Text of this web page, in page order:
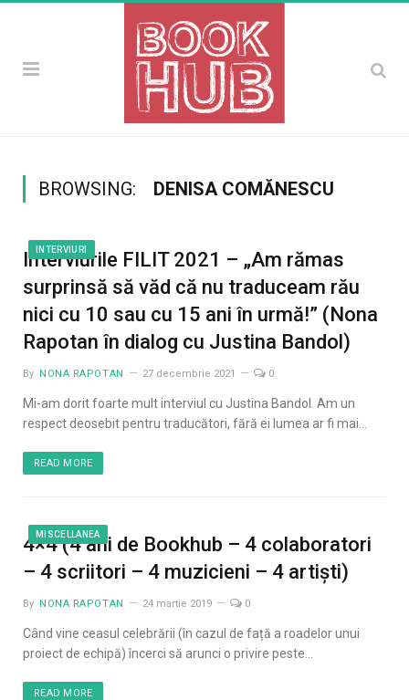
BROWSING: DENISA COMĂNESCU
INTERVIURI
Interviurile FILIT 2021 – „Am rămas
surprinsă să văd că nu traduceam rău
nici cu 10 sau cu 15 ani în urmă!” (Nona
Rapotan în dialog cu Justina Bandol)
By NONA RAPOTAN 27 decembrie 2021 0
Mi-am dorit foarte mult interviul cu Justina Bandol. Am un
respect deosebit pentru traducători, fără ei lumea ar fi mai…
READ MORE
MISCELLANEA
4×4 (4 ani de Bookhub – 4 colaboratori
– 4 scriitori – 4 muzicieni – 4 artiști)
By NONA RAPOTAN 24 martie 2019 0
Când vine ceasul celebrării (în cazul de față a roadelor unui
proiect de echipă) încerci să arunci o privire peste…
READ MORE